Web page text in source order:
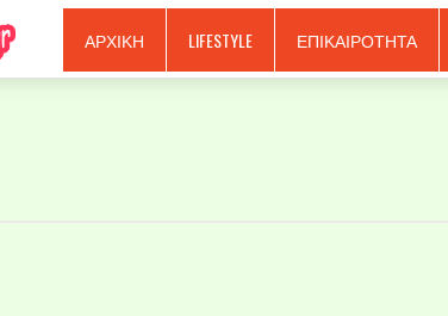
ΑΡΧΙΚΗ LIFESTYLE ΕΠΙΚΑΙΡΟΤΗΤΑ